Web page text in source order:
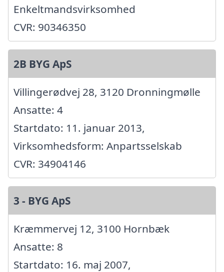
Enkeltmandsvirksomhed
CVR: 90346350
2B BYG ApS
Villingerødvej 28, 3120 Dronningmølle
Ansatte: 4
Startdato: 11. januar 2013,
Virksomhedsform: Anpartsselskab
CVR: 34904146
3 - BYG ApS
Kræmmervej 12, 3100 Hornbæk
Ansatte: 8
Startdato: 16. maj 2007,